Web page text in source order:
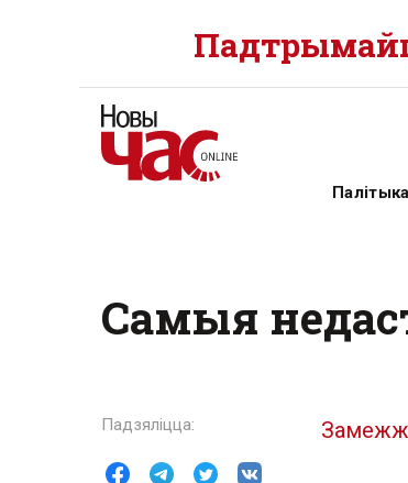
Палітыка
Самыя